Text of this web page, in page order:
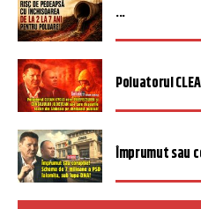
...
Poluatorul
Împrumut sau